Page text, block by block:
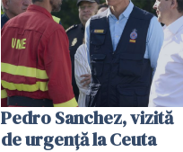
Pedro Sanchez, vizită
de urgență la Ceuta